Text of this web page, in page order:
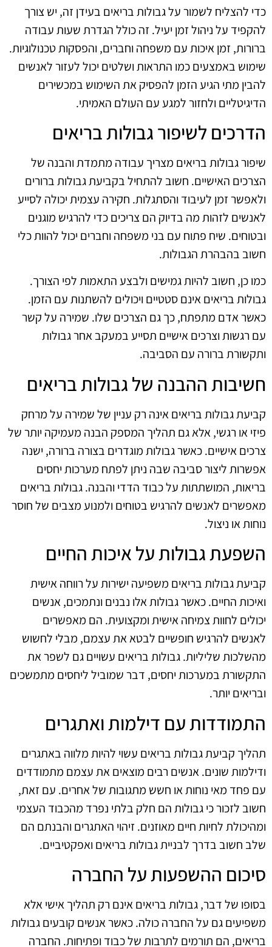
כדי להצליח לשמור על גבולות בריאים בעידן זה, יש צורך
להקפיד על ניהול זמן יעיל. זה כולל הגדרת שעות עבודה
ברורות, זמן איכות עם משפחה וחברים, והפסקות טכנולוגיות.
שימוש באמצעים כמו התראות ושלטים יכול לעזור לאנשים
להבין מתי הגיע הזמן להפסיק את השימוש במכשירים
הדיגיטליים ולחזור למגע עם העולם האמיתי.
הדרכים לשיפור גבולות בריאים
שיפור גבולות בריאים מצריך עבודה מתמדת והבנה של
הצרכים האישיים. חשוב להתחיל בקביעת גבולות ברורים
ולאפשר זמן לעיבוד והסתגלות. חקירה עצמית יכולה לסייע
לאנשים לזהות מה בדיוק הם צריכים כדי להרגיש מוגנים
ובטוחים. שיח פתוח עם בני משפחה וחברים יכול להוות כלי
חשוב בהבהרת הגבולות.
כמו כן, חשוב להיות גמישים ולבצע התאמות לפי הצורך.
גבולות בריאים אינם סטטיים ויכולים להשתנות עם הזמן.
כאשר אדם מתפתח, כך גם הצרכים שלו. שמירה על קשר
עם רגשות וצרכים אישיים תסייע במעקב אחר גבולות
ותקשורת ברורה עם הסביבה.
חשיבות ההבנה של גבולות בריאים
קביעת גבולות בריאים אינה רק עניין של שמירה על מרחק
פיזי או רגשי, אלא גם תהליך המספק הבנה מעמיקה יותר של
צרכים אישיים. כאשר גבולות מוגדרים בצורה ברורה, ישנה
אפשרות ליצור סביבה שבה ניתן לפתח מערכות יחסים
בריאות, המושתתות על כבוד הדדי והבנה. גבולות בריאים
מאפשרים לאנשים להרגיש בטוחים ולמנוע מצבים של חוסר
נוחות או ניצול.
השפעת גבולות על איכות החיים
קביעת גבולות בריאים משפיעה ישירות על רווחה אישית
ואיכות החיים. כאשר גבולות אלו נבנים ונתמכים, אנשים
יכולים לחוות צמיחה אישית ומקצועית. הם מאפשרים
לאנשים להרגיש חופשיים לבטא את עצמם, מבלי לחשוש
מהשלכות שליליות. גבולות בריאים עשויים גם לשפר את
התקשורת במערכות יחסים, דבר שמוביל ליחסים מתמשכים
ובריאים יותר.
התמודדות עם דילמות ואתגרים
תהליך קביעת גבולות בריאים עשוי להיות מלווה באתגרים
ודילמות שונים. אנשים רבים מוצאים את עצמם מתמודדים
עם פחד מאי נוחות או חשש מתגובות של אחרים. עם זאת,
חשוב לזכור כי גבולות הם חלק בלתי נפרד מהכבוד העצמי
ומהיכולת לחיות חיים מאוזנים. זיהוי האתגרים והבנתם הם
שלב חשוב בדרך לבניית גבולות בריאים ואפקטיביים.
סיכום ההשפעות על החברה
בסופו של דבר, גבולות בריאים אינם רק תהליך אישי אלא
משפיעים גם על החברה כולה. כאשר אנשים קובעים גבולות
בריאים, הם תורמים לתרבות של כבוד ופתיחות. החברה